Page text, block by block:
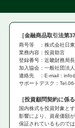
金融商品取引法第
商号等 ：株式会社日東
業務内容：投資助言
登録番号：近畿財務局
加入協会：一般社団法
連絡先 ：E-mail：
サポートデスク：
投資顧問契約に係
国内株式を投資対象と
影響により、資産価額
保証されているもので